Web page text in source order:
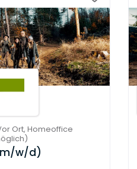
Ort,Homeoffice
)
w/d)